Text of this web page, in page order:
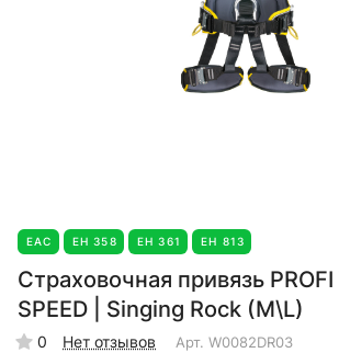
EAC ЕН 358 ЕН 361 ЕН 813
Страховочная привязь PROFI
SPEED | Singing Rock (M\L)
0 Нет отзывов Арт. W0082DR03